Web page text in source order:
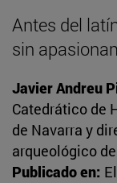
Antes del
sin
Javier Andreu
Catedrático de
de Navarra y
arqueológico
Publicado en: